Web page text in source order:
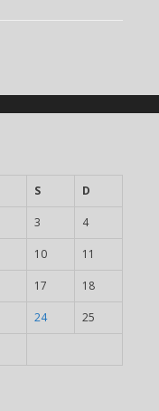
S D
3 4
10 11
17 18
24 25